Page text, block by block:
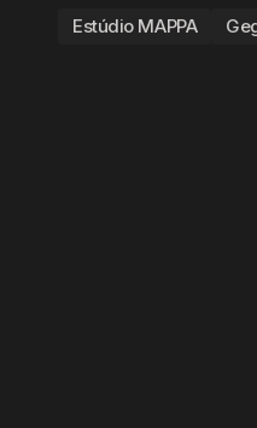
Estúdio MAPPA